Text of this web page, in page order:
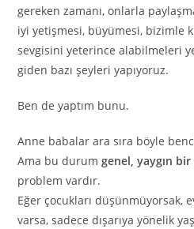
gereken zamanı, onlarla
iyi yetişmesi, büyümesi, bizimle
sevgisini yeterince alabilmeleri
giden bazı şeyleri yapıyoruz.
Ben de yaptım bunu.
Anne babalar ara sıra böyle
Ama bu durumgenel, yaygın bir
problem vardır.
Eğer çocukları düşünmüyorsak,
varsa, sadece dışarıya yönelik